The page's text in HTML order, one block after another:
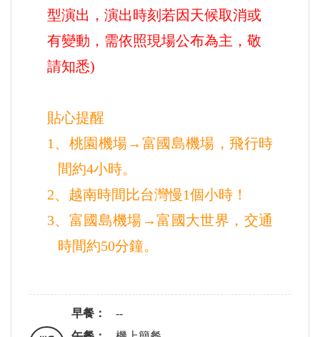
型演出， 演出時刻若因天候取消或
有變動，需依照現場公布為主，敬
請知悉)
貼心提醒
1、桃園機場→ 富國島機場 ，飛行時
間約4小時。
2、越南時間比台灣慢1個小時！
3、富國島機場 →富國大世界，交通
時間約50分鐘。
早餐：
--